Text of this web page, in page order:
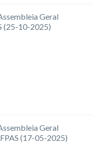
Geral
(25-10-2025)
Geral
(17-05-2025)